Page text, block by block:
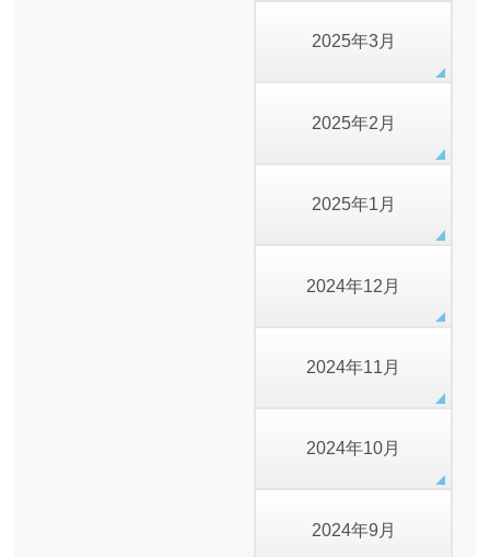
2025年3月
2025年2月
2025年1月
2024年12月
2024年11月
2024年10月
2024年9月